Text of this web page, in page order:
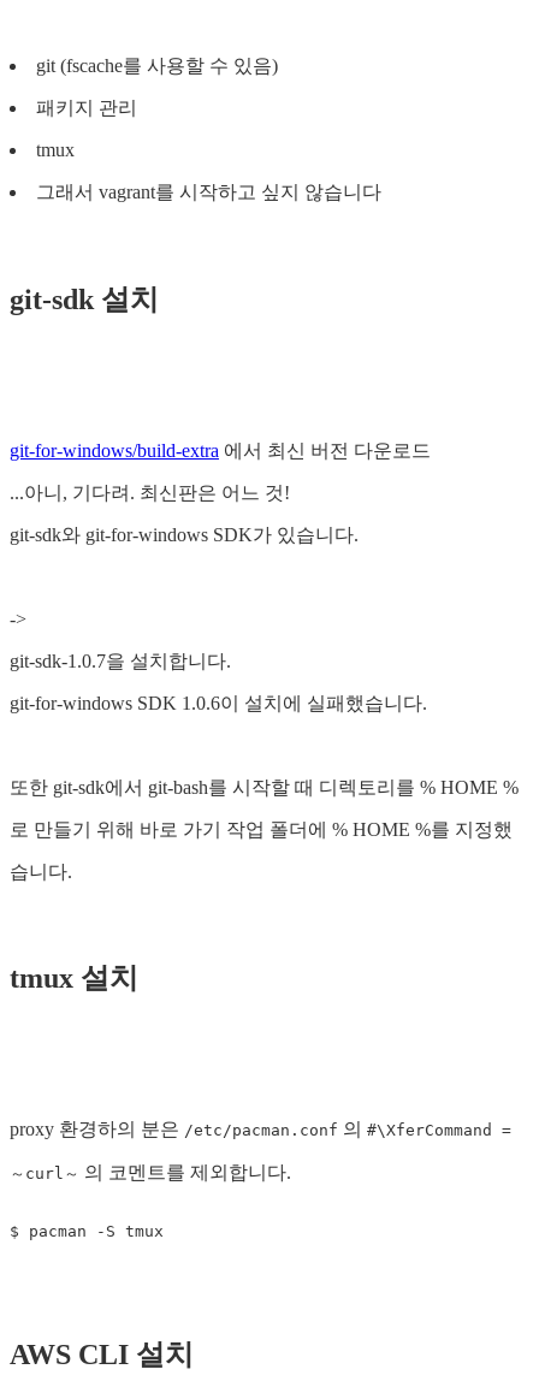
git (fscache를 사용할 수 있음)
패키지 관리
tmux
그래서 vagrant를 시작하고 싶지 않습니다
git-sdk 설치
git-for-windows/build-extra 에서 최신 버전 다운로드
...아니, 기다려. 최신판은 어느 것!
git-sdk와 git-for-windows SDK가 있습니다.
->
git-sdk-1.0.7을 설치합니다.
git-for-windows SDK 1.0.6이 설치에 실패했습니다.
또한 git-sdk에서 git-bash를 시작할 때 디렉토리를 % HOME %
로 만들기 위해 바로 가기 작업 폴더에 % HOME %를 지정했
습니다.
tmux 설치
proxy 환경하의 분은 /etc/pacman.conf 의 #\XferCommand =
～curl～ 의 코멘트를 제외합니다.
$ pacman -S
AWS CLI 설치